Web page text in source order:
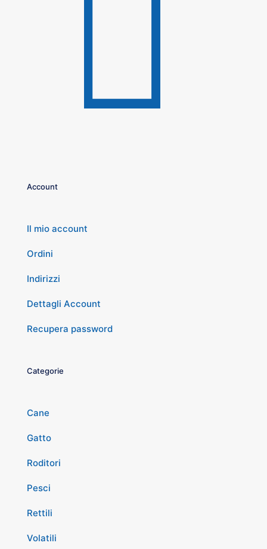
Account
Il mio account
Ordini
Indirizzi
Dettagli Account
Recupera password
Categorie
Cane
Gatto
Roditori
Pesci
Rettili
Volatili